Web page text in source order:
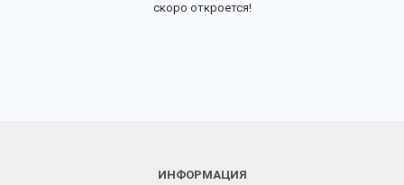
скоро откроется!
ИНФОРМАЦИЯ